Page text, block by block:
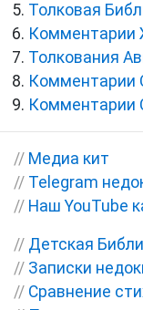
Толковая
Комментарии
Толкования
Комментарии
Комментарии
// Медиа кит
// Telegram
// Наш YouTube
// Детская
// Записки
// Сравнение